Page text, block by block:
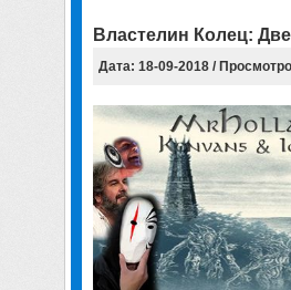
Властелин Колец:
Дата: 18-09-2018 /